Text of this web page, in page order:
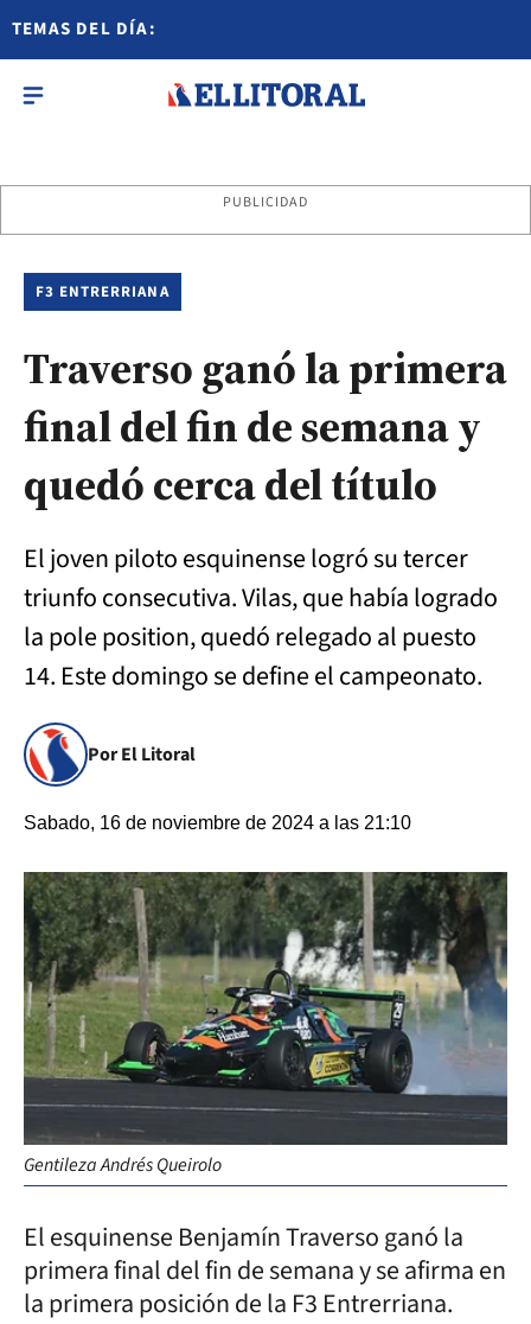
TEMAS DEL DÍA:
PUBLICIDAD
F3 ENTRERRIANA
Traverso ganó la primera
final del fin de semana y
quedó cerca del título
El joven piloto esquinense logró su tercer
triunfo consecutiva. Vilas, que había logrado
la pole position, quedó relegado al puesto
14. Este domingo se define el campeonato.
Por El Litoral
Sabado, 16 de noviembre de 2024 a las 21:10
Gentileza Andrés Queirolo
El esquinense Benjamín Traverso ganó la
primera final del fin de semana y se afirma en
la primera posición de la F3 Entrerriana.